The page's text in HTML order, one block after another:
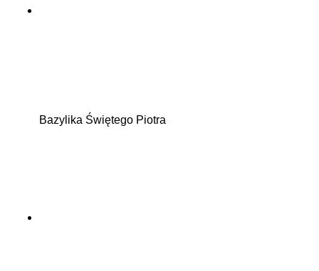
Bazylika Świętego Piotra